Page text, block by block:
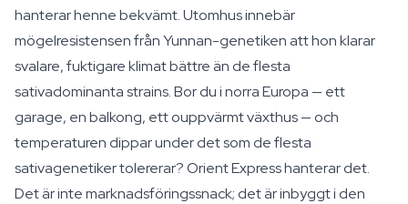
hanterar henne bekvämt. Utomhus innebär
mögelresistensen från Yunnan-genetiken att hon klarar
svalare, fuktigare klimat bättre än de flesta
sativadominanta strains. Bor du i norra Europa — ett
garage, en balkong, ett ouppvärmt växthus — och
temperaturen dippar under det som de flesta
sativagenetiker tolererar? Orient Express hanterar det.
Det är inte marknadsföringssnack; det är inbyggt i den